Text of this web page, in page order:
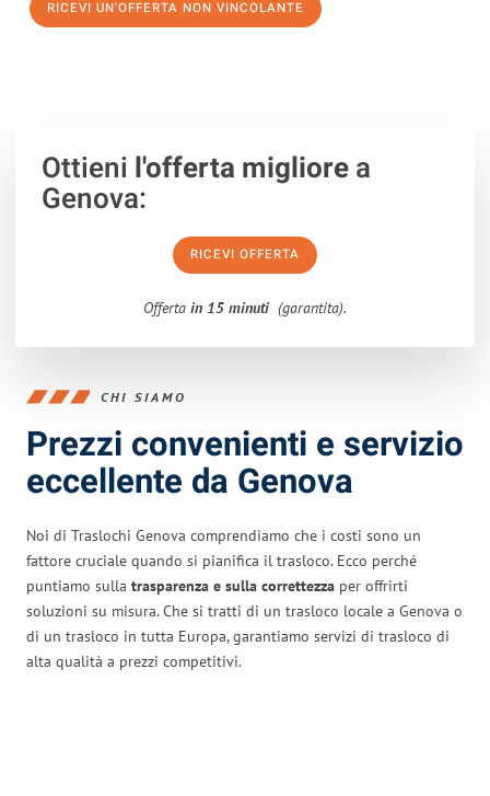
RICEVI UN'OFFERTA NON VINCOLANTE
Ottieni l'offerta migliorea
Genova:
RICEVI OFFERTA
Offerta in 15 minuti (garantita).
CHI SIAMO
Prezzi convenienti e servizio
eccellente da Genova
Noi di Traslochi Genova comprendiamo che i costi sono un
fattore cruciale quando si pianifica il trasloco. Ecco perché
puntiamo sulla trasparenza e sulla correttezza per offrirti
soluzioni su misura. Che si tratti di un trasloco locale a Genova o
di un trasloco in tutta Europa, garantiamo servizi di trasloco di
alta qualità a prezzi competitivi.